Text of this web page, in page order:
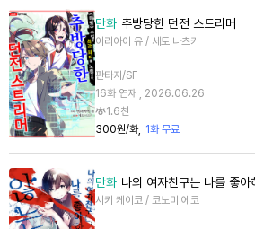
만화 추방당한 던전 스트리머
이리아이 유 / 세토 나츠키
판타지/SF
16화 연재 , 2026.06.26
1.6천
300원/화
1화 무료
만화 나의 여자친구는 나를 좋
시키 케이코 / 코노미 에코